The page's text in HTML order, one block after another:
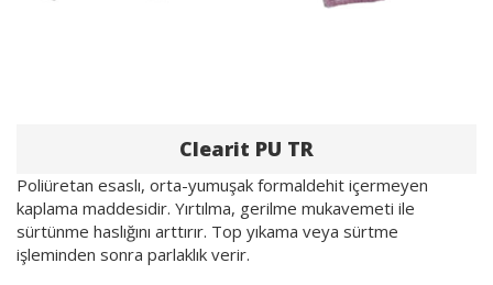
Clearit PU TR
Poliüretan esaslı, orta-yumuşak formaldehit içermeyen
kaplama maddesidir. Yırtılma, gerilme mukavemeti ile
sürtünme haslığını arttırır. Top yıkama veya sürtme
işleminden sonra parlaklık verir.